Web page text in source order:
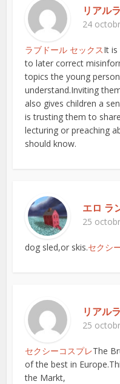
リアル
24
ラブドール セックスIt
to later correct
topics the young
understand.Inviting
also gives children a
is trusting them to
lecturing or preaching
should know.
エロ ラ
25
dog sled,or skis.セクシ
リアル
25
セクシーコスプレThe
of the best in
the Markt,